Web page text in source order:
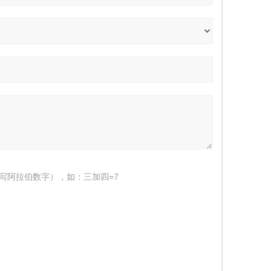
阿拉伯数字），如：三加四=7